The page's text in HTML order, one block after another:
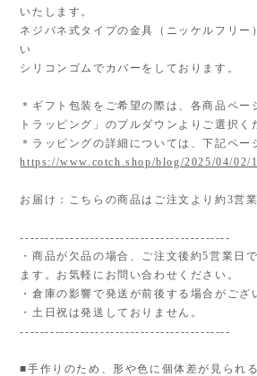
いたします。
ネジバネ式タイプの金具（ニッケルフリー
い
シリコンゴムでカバーをしております。
＊ギフト包装をご希望の際は、各商品ペー
トラッピング」のプルダウンよりご選択く
＊ラッピングの詳細については、下記ペー
https://www.cotch.shop/blog/2025/04/02/
お届け：こちらの商品はご注文より約3営
------------------------------------------
・商品が欠品の場合、ご注文後約5営業日
ます。お気軽にお問い合わせください。
・倉庫の影響で発送が前後する場合がござ
・土日祝は発送しておりません。
------------------------------------------
■手作りのため、形や色に個体差が見られ